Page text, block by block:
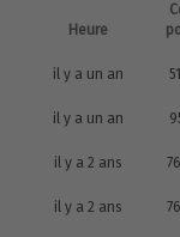
Heure
il y a un an
il y a un an
il y a 2 ans
il y a 2 ans